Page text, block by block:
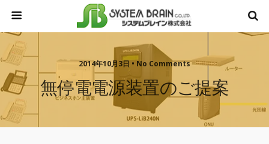
2014年10月3日 • No Comments
無停電電源装置のご提案